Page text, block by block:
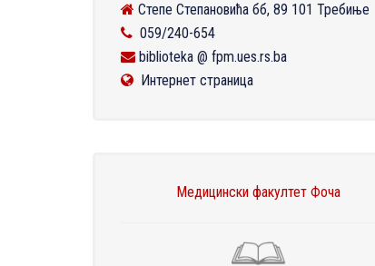
Степе Степановића бб, 89 101 Требиње
059/240-654
biblioteka @ fpm.ues.rs.ba
Интернет страница
Медицински факултет Фоча